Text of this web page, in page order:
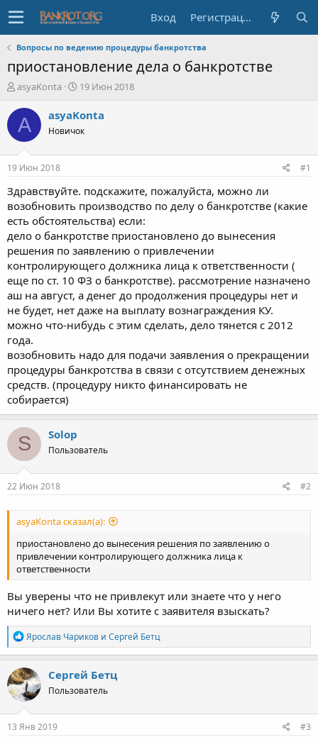
Вход Регистрация
Вопросы по ведению процедуры банкротства
приостановление дела о банкротстве
А
т
о
р
е
м
ы
asyaKonta
Д
т
н
19 Июн 2018
A asyaKonta
Новичок
19 Июн 2018 #1
Здравствуйте. подскажите, пожалуйста, можно ли
возобновить производство по делу о банкротстве (какие
есть обстоятельства) если:
дело о банкротстве приостановлено до вынесения
решения по заявлению о привлечении
контролирующего должника лица к ответственности (
еще по ст. 10 ФЗ о банкротстве). рассмотрение назначено
аш на август, а денег до продолжения процедуры нет и
не будет, нет даже на выплату вознаграждения КУ.
можно что-нибудь с этим сделать, дело тянется с 2012
года.
возобновить надо для подачи заявления о прекращении
процедуры банкротства в связи с отсутствием денежных
средств. (процедуру никто финансировать не
собирается)
S Solop
Пользователь
22 Июн 2018 #2
asyaKonta сказал(а):
приостановлено до вынесения решения по заявлению о
привлечении контролирующего должника лица к
ответственности
Вы уверены что не привлекут или знаете что у него
ничего нет? Или Вы хотите с заявителя взыскать?
Р
е
а
к
ц
и
и
:
Ярослав Чариков и Сергей Бетц
Сергей Бетц
Пользователь
13 Янв 2019 #3